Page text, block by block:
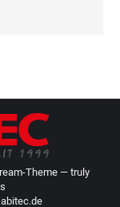
Theme — truly